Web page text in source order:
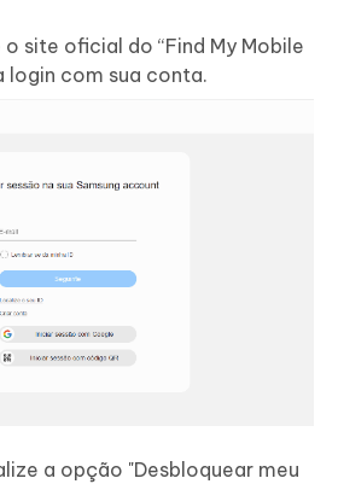
site oficial do “Find My Mobile
login com sua conta.
a opção "Desbloquear meu